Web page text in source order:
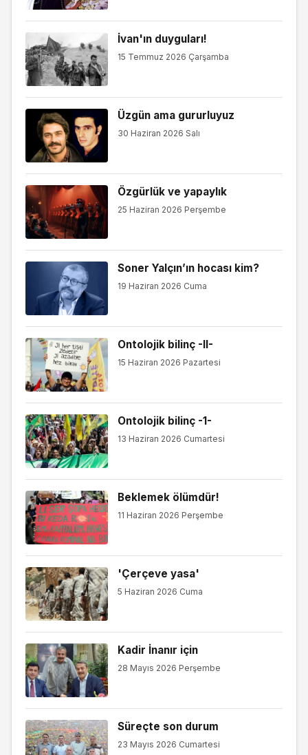
İvan'ın duyguları!
15 Temmuz 2026 Çarşamba
Üzgün ama gururluyuz
30 Haziran 2026 Salı
Özgürlük ve yapaylık
25 Haziran 2026 Perşembe
Soner Yalçın’ın hocası kim?
19 Haziran 2026 Cuma
Ontolojik bilinç -II-
15 Haziran 2026 Pazartesi
Ontolojik bilinç -1-
13 Haziran 2026 Cumartesi
Beklemek ölümdür!
11 Haziran 2026 Perşembe
'Çerçeve yasa'
5 Haziran 2026 Cuma
Kadir İnanır için
28 Mayıs 2026 Perşembe
Süreçte son durum
23 Mayıs 2026 Cumartesi